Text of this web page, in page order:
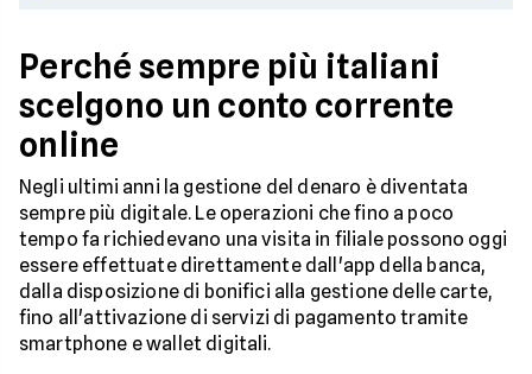
Perché sempre più italiani
scelgono un conto corrente
online
Negli ultimi anni la gestione del denaro è diventata
sempre più digitale. Le operazioni che fino a poco
tempo fa richiedevano una visita in filiale possono oggi
essere effettuate direttamente dall'app della banca,
dalla disposizione di bonifici alla gestione delle carte,
fino all'attivazione di servizi di pagamento tramite
smartphone e wallet digitali.